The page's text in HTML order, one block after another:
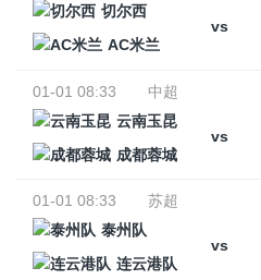
切尔西
vs
AC米兰
01-01 08:33
中超
云南玉昆
vs
成都蓉城
01-01 08:33
苏超
泰州队
vs
连云港队